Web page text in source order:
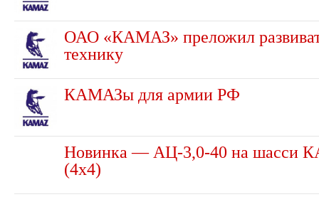
ОАО «КАМАЗ» преложил
технику
КАМАЗы для армии РФ
Новинка — АЦ-3,0-40 на шасси
(4х4)